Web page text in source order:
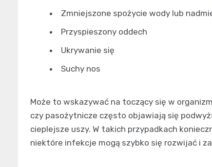
Zmniejszone spożycie wody lub
Przyspieszony oddech
Ukrywanie się
Suchy nos
Może to wskazywać na toczący się w
czy pasożytnicze często objawiają się
cieplejsze uszy. W takich przypadkach
niektóre infekcje mogą szybko się rozwijać i